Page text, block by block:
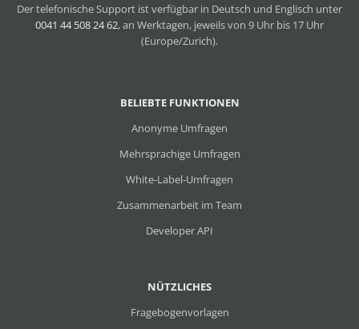
NÜTZLICHES
Fragebogenvorlagen
BELIEBTE FUNKTIONEN
Anonyme Umfragen
Mehrsprachige Umfragen
White-Label-Umfragen
Zusammenarbeit im Team
Developer API
Der telefonische Support ist verfügbar in Deutsch und Englisch unter
0041 44 508 24 62, an Werktagen, jeweils von 9 Uhr bis 17 Uhr
(Europe/Zurich).